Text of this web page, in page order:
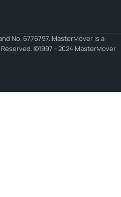
No. 6776797. MasterMover is a
©1997 - 2024 MasterMover